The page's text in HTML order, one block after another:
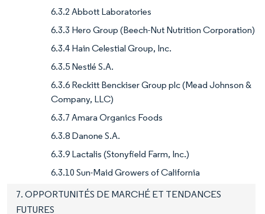
6.3.2 Abbott Laboratories
6.3.3 Hero Group (Beech-Nut Nutrition Corporation)
6.3.4 Hain Celestial Group, Inc.
6.3.5 Nestlé S.A.
6.3.6 Reckitt Benckiser Group plc (Mead Johnson &
Company, LLC)
6.3.7 Amara Organics Foods
6.3.8 Danone S.A.
6.3.9 Lactalis (Stonyfield Farm, Inc.)
6.3.10 Sun-Maid Growers of California
7. OPPORTUNITÉS DE MARCHÉ ET TENDANCES
FUTURES